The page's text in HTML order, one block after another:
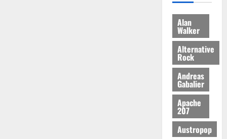
Alan
Walker
Alternative
Rock
Andreas
Gabalier
Apache
207
Austropop